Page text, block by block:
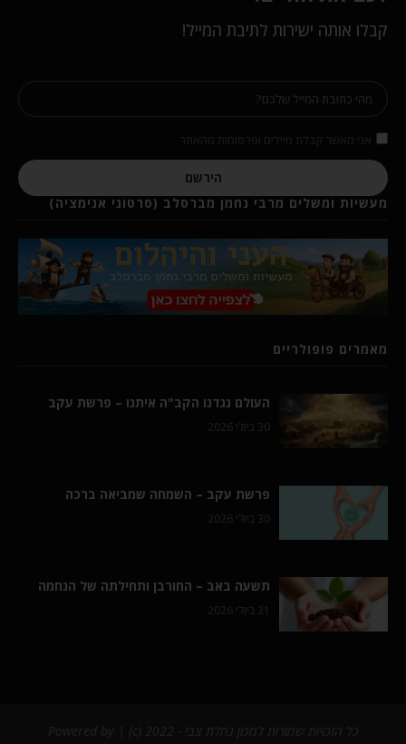
קבלו אותה ישירות לתיבת המייל!
הירשם
מעשיות ומשלים מרבי נחמן מברסלב (סרטוני אנימציה)
מאמרים פופולריים
העולם נגדנו הקב"ה איתנו – פרשת עקב
30 ביולי 2026
פרשת עקב – השמחה שמביאה ברכה
30 ביולי 2026
תשעה באב – החורבן ותחילתה של הנחמה
21 ביולי 2026